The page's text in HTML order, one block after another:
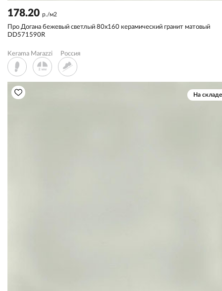
178.20 р./м2
Про Догана бежевый светлый 80x160 керамический гранит матовый
DD571590R
Kerama Marazzi Россия
На складе